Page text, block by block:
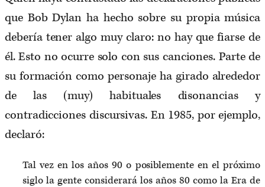
que Bob Dylan ha hecho sobre su propia música
debería tener algo muy claro: no hay que fiarse de
él. Esto no ocurre solo con sus canciones. Parte de
su formación como personaje ha girado alrededor
de las (muy) habituales disonancias y
contradicciones discursivas. En 1985, por ejemplo,
declaró:
Tal vez en los años 90 o posiblemente en el próximo
siglo la gente considerará los años 80 como la Era de